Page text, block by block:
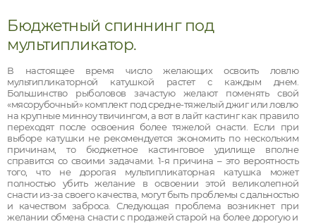
Бюджетный спиннинг под
мультипликатор.
В настоящее время число желающих освоить ловлю
мультипликаторной катушкой растет с каждым днем.
Большинство рыболовов зачастую желают поменять свой
«мясорубочный» комплект под средне-тяжелый джиг или ловлю
на крупные минноу твичингом, а вот в лайт кастинг как правило
переходят после освоения более тяжелой снасти. Если при
выборе катушки не рекомендуется экономить по нескольким
причинам, то бюджетное кастинговое удилище вполне
справится со своими задачами. 1-я причина – это вероятность
того, что не дорогая мультипликаторная катушка может
полностью убить желание в освоении этой великолепной
снасти из-за своего качества, могут быть проблемы с дальностью
и качеством заброса. Следующая проблема возникнет при
желании обмена снасти с продажей старой на более дорогую и